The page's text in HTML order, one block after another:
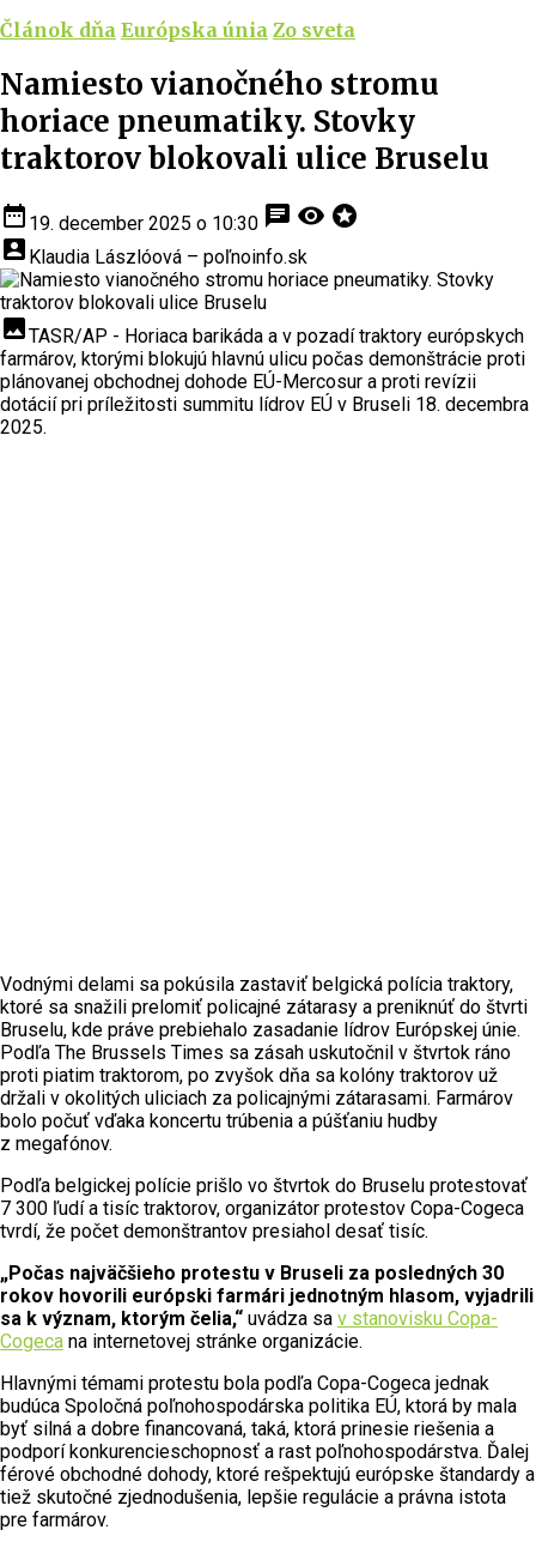
Článok dňa Európska únia Zo sveta
Namiesto vianočného stromu
horiace pneumatiky. Stovky
traktorov blokovali ulice Bruselu
date_range 19. december 2025 o 10:30 chat visibility stars
account_box Klaudia Lászlóová – poľnoinfo.sk
insert_photoTASR/AP - Horiaca barikáda a v pozadí traktory európskych
farmárov, ktorými blokujú hlavnú ulicu počas demonštrácie proti
plánovanej obchodnej dohode EÚ-Mercosur a proti revízii
dotácií pri príležitosti summitu lídrov EÚ v Bruseli 18. decembra
2025.
Vodnými delami sa pokúsila zastaviť belgická polícia traktory,
ktoré sa snažili prelomiť policajné zátarasy a preniknúť do štvrti
Bruselu, kde práve prebiehalo zasadanie lídrov Európskej únie.
Podľa The Brussels Times sa zásah uskutočnil v štvrtok ráno
proti piatim traktorom, po zvyšok dňa sa kolóny traktorov už
držali v okolitých uliciach za policajnými zátarasami. Farmárov
bolo počuť vďaka koncertu trúbenia a púšťaniu hudby
z megafónov.
Podľa belgickej polície prišlo vo štvrtok do Bruselu protestovať
7 300 ľudí a tisíc traktorov, organizátor protestov Copa-Cogeca
tvrdí, že počet demonštrantov presiahol desať tisíc.
„Počas najväčšieho protestu v Bruseli za posledných 30
rokov hovorili európski farmári jednotným hlasom, vyjadrili
sa k význam, ktorým čelia,“ uvádza sa v stanovisku Copa-
Cogeca na internetovej stránke organizácie.
Hlavnými témami protestu bola podľa Copa-Cogeca jednak
budúca Spoločná poľnohospodárska politika EÚ, ktorá by mala
byť silná a dobre financovaná, taká, ktorá prinesie riešenia a
podporí konkurencieschopnosť a rast poľnohospodárstva. Ďalej
férové obchodné dohody, ktoré rešpektujú európske štandardy a
tiež skutočné zjednodušenia, lepšie regulácie a právna istota
pre farmárov.